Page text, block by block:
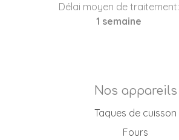
Délai moyen de traitement:
1 semaine
Nos appareils
Taques de cuisson
Fours